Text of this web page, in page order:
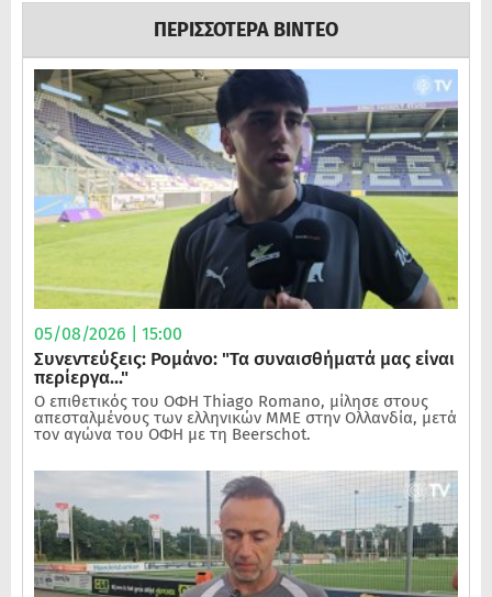
ΠΕΡΙΣΣΟΤΕΡΑ ΒΙΝΤΕΟ
05/08/2026 | 15:00
Συνεντεύξεις: Ρομάνο: "Τα συναισθήματά μας είναι
περίεργα..."
Ο επιθετικός του ΟΦΗ Thiago Romano, μίλησε στους
απεσταλμένους των ελληνικών ΜΜΕ στην Ολλανδία, μετά
τον αγώνα του ΟΦΗ με τη Beerschot.